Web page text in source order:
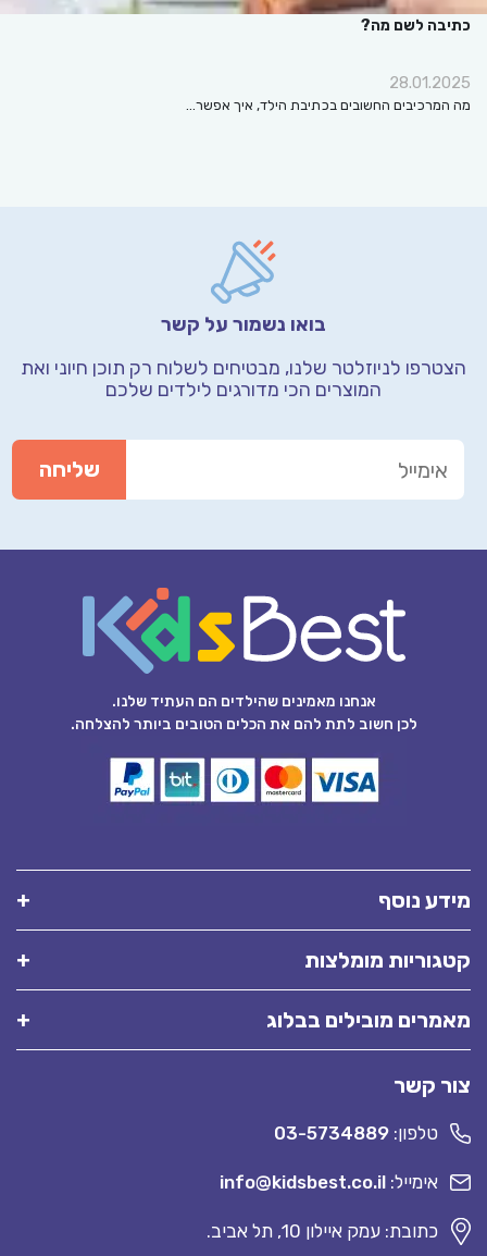
כתיבה לשם מה?
28.01.2025
מה המרכיבים החשובים בכתיבת הילד, איך אפשר…
בואו נשמור על קשר
הצטרפו לניוזלטר שלנו, מבטיחים לשלוח רק תוכן חיוני ואת
המוצרים הכי מדורגים לילדים שלכם
אנחנו מאמינים שהילדים הם העתיד שלנו.
לכן חשוב לתת להם את הכלים הטובים ביותר להצלחה.
מידע נוסף
קטגוריות מומלצות
מאמרים מובילים בבלוג
צור קשר
טלפון: 03-5734889
אימייל: info@kidsbest.co.il
כתובת: עמק איילון 10, תל אביב.